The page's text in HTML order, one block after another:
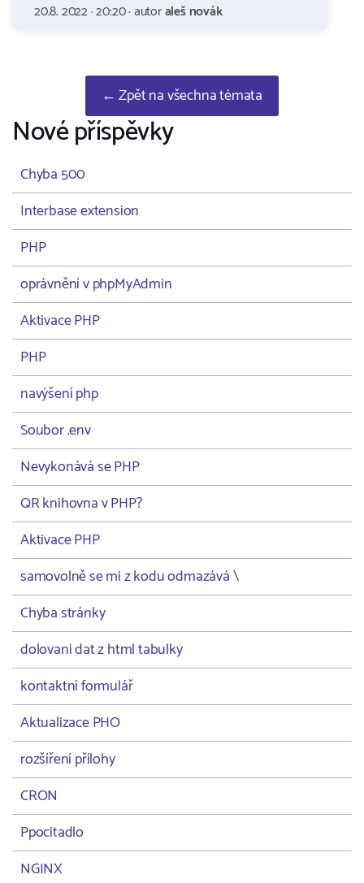
20.8. 2022 · 20:20 · autoraleš novák
← Zpět na všechna témata
Nové příspěvky
Chyba 500
Interbase extension
PHP
oprávnění v phpMyAdmin
Aktivace PHP
PHP
navýšení php
Soubor .env
Nevykonává se PHP
QR knihovna v PHP?
Aktivace PHP
samovolně se mi z kodu odmazává \
Chyba stránky
dolovani dat z html tabulky
kontaktní formulář
Aktualizace PHO
rozšíření přílohy
CRON
Ppocitadlo
NGINX